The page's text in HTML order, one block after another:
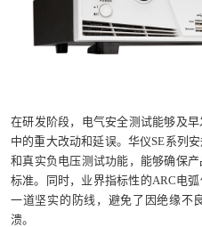
在研发阶段，电气安全测试能够及
中的重大改动和延误。华仪SE系列
和真实负电压测试功能，能够确保
标准。同时，业界指标性的ARC电
一道坚实的防线，避免了因绝缘不
溃。